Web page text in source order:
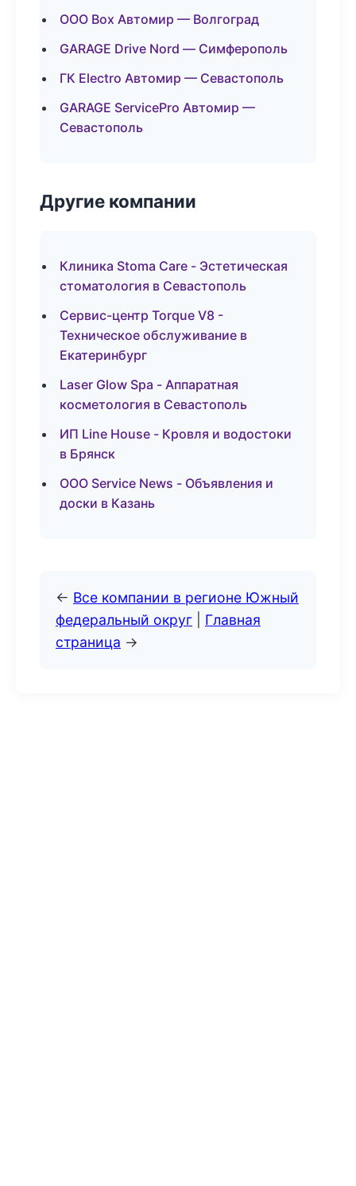
ООО Box Автомир — Волгоград
GARAGE Drive Nord — Симферополь
ГК Electro Автомир — Севастополь
GARAGE ServicePro Автомир —
Севастополь
Другие компании
Клиника Stoma Care - Эстетическая
стоматология в Севастополь
Сервис-центр Torque V8 -
Техническое обслуживание в
Екатеринбург
Laser Glow Spa - Аппаратная
косметология в Севастополь
ИП Line House - Кровля и водостоки
в Брянск
ООО Service News - Объявления и
доски в Казань
← Все компании в регионе Южный
федеральный округ
Главная
страница →